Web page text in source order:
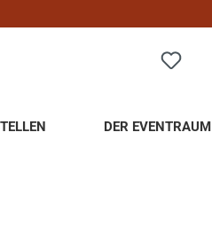
DER EVENTRAUM